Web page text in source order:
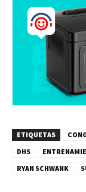
ETIQUETAS
DHS
RYAN SCHWANK